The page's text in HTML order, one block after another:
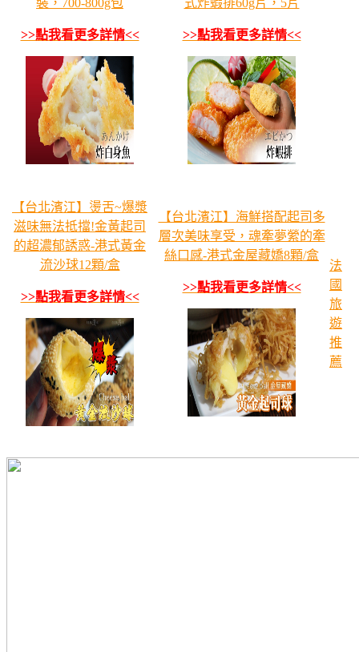
裝，700-800g包
>>點我看更多詳情<<
式炸蝦排60g片，5片
>>點我看更多詳情<<
【台北濱江】燙舌~爆漿
滋味無法抵擋!金黃起司
的超濃郁誘惑-港式黃金
流沙球12顆/盒
>>點我看更多詳情<<
【台北濱江】海鮮搭配起司多
層次美味享受，魂牽夢縈的牽
絲口感-港式金屋藏嬌8顆/盒
>>點我看更多詳情<<
法
國
旅
遊
推
薦